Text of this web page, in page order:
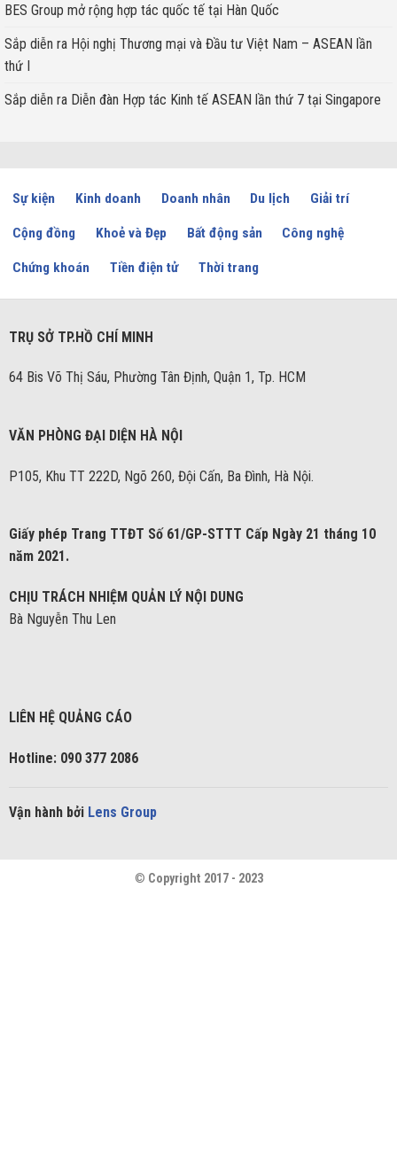
BES Group mở rộng hợp tác quốc tế tại Hàn Quốc
Sắp diễn ra Hội nghị Thương mại và Đầu tư Việt Nam – ASEAN lần
thứ I
Sắp diễn ra Diễn đàn Hợp tác Kinh tế ASEAN lần thứ 7 tại Singapore
Sự kiện Kinh doanh Doanh nhân Du lịch Giải trí
Cộng đồng Khoẻ và Đẹp Bất động sản Công nghệ
Chứng khoán Tiền điện tử Thời trang
TRỤ SỞ TP.HỒ CHÍ MINH
64 Bis Võ Thị Sáu, Phường Tân Định, Quận 1, Tp. HCM
VĂN PHÒNG ĐẠI DIỆN HÀ NỘI
P105, Khu TT 222D, Ngõ 260, Đội Cấn, Ba Đình, Hà Nội.
Giấy phép Trang TTĐT Số 61/GP-STTT Cấp Ngày 21 tháng 10
năm 2021.
CHỊU TRÁCH NHIỆM QUẢN LÝ NỘI DUNG
Bà Nguyễn Thu Len
LIÊN HỆ QUẢNG CÁO
Hotline: 090 377 2086
Vận hành bởi Lens Group
© Copyright 2017 - 2023